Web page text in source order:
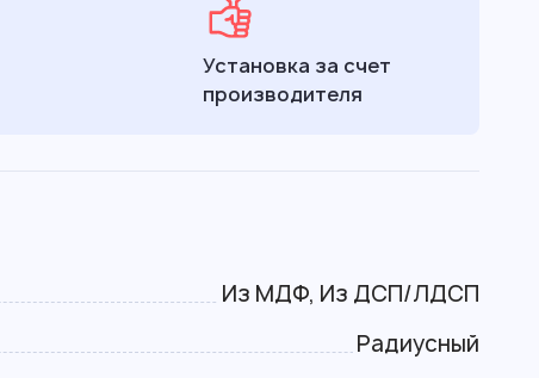
Установка за счет
производителя
Из МДФ, Из ДСП/ЛДСП
Радиусный